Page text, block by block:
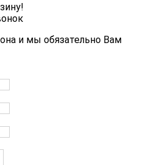
и мы обязательно Вам